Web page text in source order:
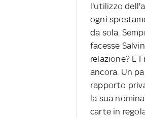
l'utilizzo
ogni
da sola.
facesse
relazione? E
ancora. Un
rapporto
la sua
carte in